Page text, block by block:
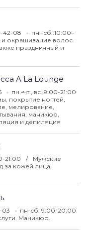
42-08
пн.-сб.:10:00–
и окрашивание волос.
праздничный и
A La Lounge
пн.-чт., вс.:9:00-21:00
покрытие ногтей,
мелирование,
маникюр,
и депиляция
21:00
Мужские
за кожей лица,
03
пн-сб: 9:00-20:00
Маникюр.